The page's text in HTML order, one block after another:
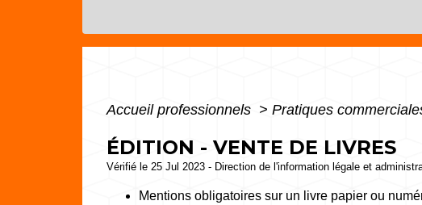
Accueil professionnels > Pratiques
ÉDITION - VENTE DE LIVRES
Vérifié le 25 Jul 2023 - Direction de l'information légale et
Mentions obligatoires sur un livre papier ou